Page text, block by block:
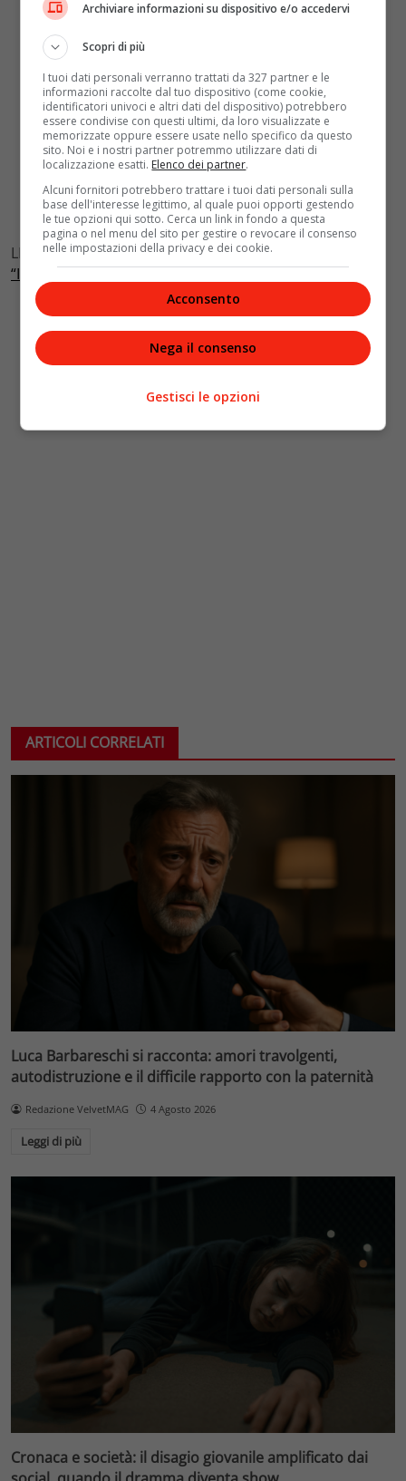
LEGGI ANCHE:Mancino Naturale, Claudia Gerini:
“Isabella è una donna prepotente”
ARTICOLI CORRELATI
Luca Barbareschi si racconta: amori travolgenti,
autodistruzione e il difficile rapporto con la paternità
Redazione VelvetMAG 4 Agosto 2026
Leggi di più
Cronaca e società: il disagio giovanile amplificato dai
Archiviare informazioni su dispositivo e/o accedervi
Scopri di più
I tuoi dati personali verranno trattati da 327 partner e le
informazioni raccolte dal tuo dispositivo (come cookie,
identificatori univoci e altri dati del dispositivo) potrebbero
essere condivise con questi ultimi, da loro visualizzate e
memorizzate oppure essere usate nello specifico da questo
sito. Noi e i nostri partner potremmo utilizzare dati di
localizzazione esatti. Elenco dei partner.
Alcuni fornitori potrebbero trattare i tuoi dati personali sulla
base dell'interesse legittimo, al quale puoi opporti gestendo
le tue opzioni qui sotto. Cerca un link in fondo a questa
pagina o nel menu del sito per gestire o revocare il consenso
nelle impostazioni della privacy e dei cookie.
Acconsento
Nega il consenso
Gestisci le opzioni